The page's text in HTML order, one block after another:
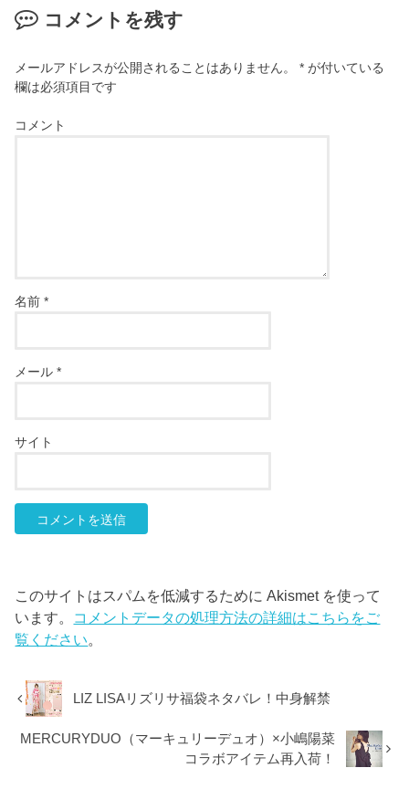
コメントを残す
メールアドレスが公開されることはありません。 * が付いている
欄は必須項目です
コメント
名前*
メール*
サイト
このサイトはスパムを低減するために Akismet を使って
います。 コメントデータの処理方法の詳細はこちらをご
覧ください。
LIZ LISAリズリサ福袋ネタバレ！中身解禁
MERCURYDUO（マーキュリーデュオ）×小嶋陽菜
コラボアイテム再入荷！